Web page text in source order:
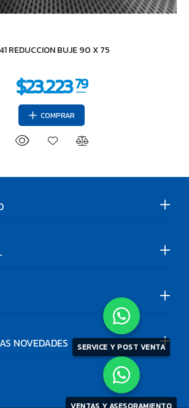
REDUCCION BUJE 90 X 75
COMPRAR
SERVICE Y POST VENTA
NOVEDADES